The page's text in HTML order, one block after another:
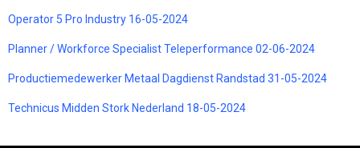
Operator 5 Pro Industry 16-05-2024
Planner / Workforce Specialist Teleperformance 02-06-2024
Productiemedewerker Metaal Dagdienst Randstad 31-05-2024
Technicus Midden Stork Nederland 18-05-2024